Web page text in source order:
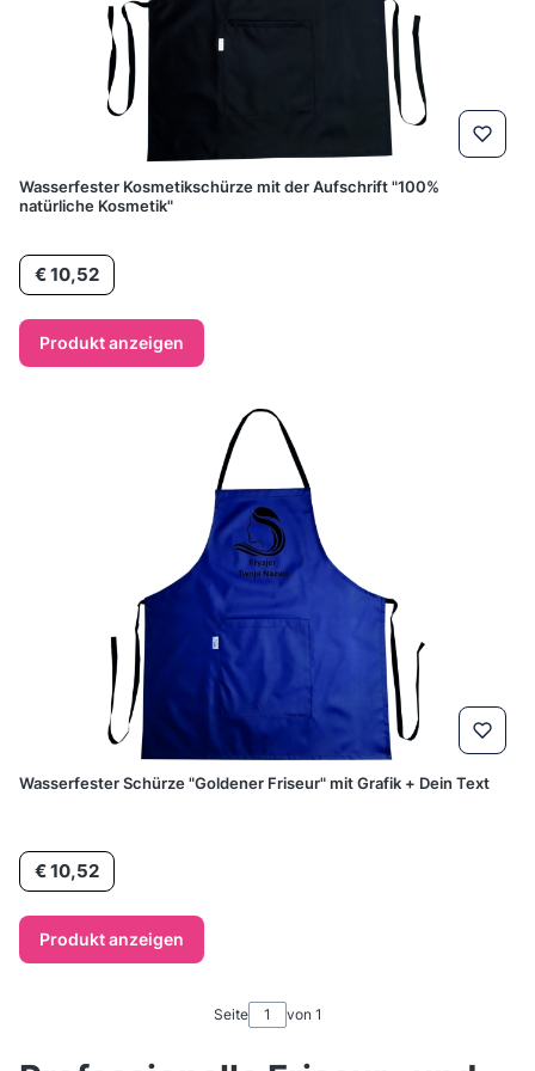
Wasserfester Kosmetikschürze mit der Aufschrift "100%
natürliche Kosmetik"
Preis
€ 10,52
Produkt anzeigen
Wasserfester Schürze "Goldener Friseur" mit Grafik + Dein Text
Preis
€ 10,52
Produkt anzeigen
Seite von 1